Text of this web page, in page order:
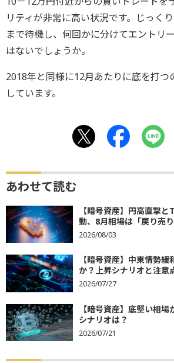
リティが非常に高い状況です。じっく
まで待機し、何回かに分けてエントリ
はないでしょうか。
2018年と同様に12月あたりに底を打つ
しています。
あわせて読む
【暗号資産】円高直撃
動、8月相場は「戻り売
2026/08/03
【暗号資産】中東情勢
か？上昇シナリオと注意
2026/07/27
【暗号資産】底堅い相
シナリオは？
2026/07/21